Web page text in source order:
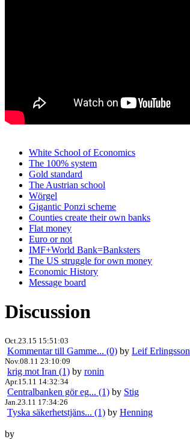
White School of Economics
The 100% system
Gold standard
The Austrian school
Wörgel
Gigantic Ponzi scheme
Counties create their own banks
Flat money
Euro or not
IMF+World Bank=Banksters
The US struggle for own money
Economic History
Message board
Discussion
Oct.23.15 15:51:03
Kommentar till Gamme... (0) by Leif Erlingsson
Nov.08.11 23:10:09
krig mot Iran (1) by ronin
Apr.15.11 14:32:34
Centralbanken gör eg... (1) by Stig
Jan.23.11 17:34:26
Tyska säkerhetstjäns... (1) by Henning
by